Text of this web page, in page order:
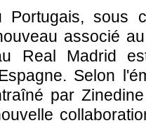
sous
associé
Real Madrid
Selon
par